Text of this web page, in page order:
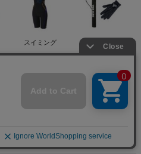
スイミング
その他の